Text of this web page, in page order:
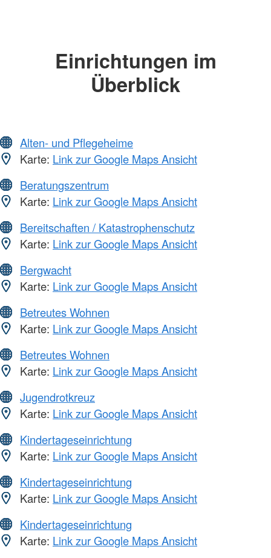
Einrichtungen im
Überblick
Alten- und Pflegeheime
Karte: Link zur Google Maps Ansicht
Beratungszentrum
Karte: Link zur Google Maps Ansicht
Bereitschaften / Katastrophenschutz
Karte: Link zur Google Maps Ansicht
Bergwacht
Karte: Link zur Google Maps Ansicht
Betreutes Wohnen
Karte: Link zur Google Maps Ansicht
Betreutes Wohnen
Karte: Link zur Google Maps Ansicht
Jugendrotkreuz
Karte: Link zur Google Maps Ansicht
Kindertageseinrichtung
Karte: Link zur Google Maps Ansicht
Kindertageseinrichtung
Karte: Link zur Google Maps Ansicht
Kindertageseinrichtung
Karte: Link zur Google Maps Ansicht